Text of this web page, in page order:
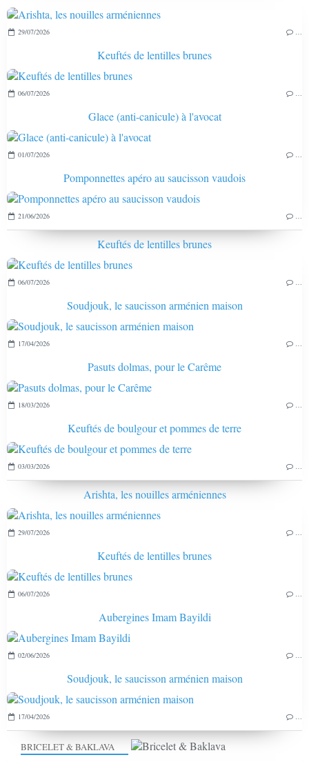
BRICELET & BAKLAVA
29/07/2026
Keuftés de lentilles brunes
06/07/2026
Glace (anti-canicule) à l'avocat
01/07/2026
Pomponnettes apéro au saucisson vaudois
21/06/2026
Keuftés de lentilles brunes
06/07/2026
Soudjouk, le saucisson arménien maison
17/04/2026
Pasuts dolmas, pour le Carême
18/03/2026
Keuftés de boulgour et pommes de terre
03/03/2026
Arishta, les nouilles arméniennes
29/07/2026
Keuftés de lentilles brunes
06/07/2026
Aubergines Imam Bayildi
02/06/2026
Soudjouk, le saucisson arménien maison
17/04/2026